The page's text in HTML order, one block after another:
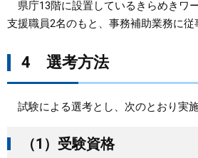
県庁13階に設置しているきらめきワ
支援職員2名のもと、事務補助業務に従
4 選考方法
試験による選考とし、次のとおり実施
（1）受験資格